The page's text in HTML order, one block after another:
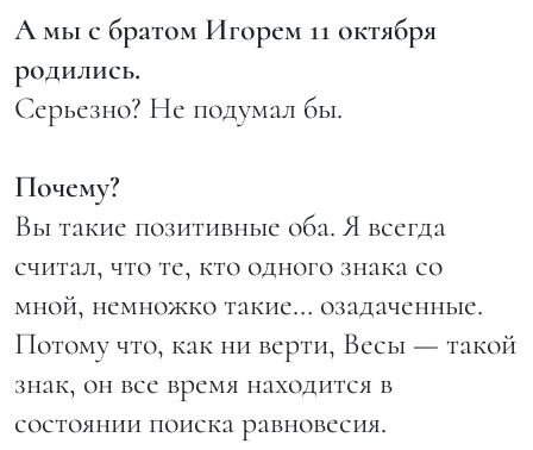
А мы с братом Игорем 11 октября
родились.
Серьезно? Не подумал бы.
Почему?
Вы такие позитивные оба. Я всегда
считал, что те, кто одного знака со
мной, немножко такие… озадаченные.
Потому что, как ни верти, Весы — такой
знак, он все время находится в
состоянии поиска равновесия.